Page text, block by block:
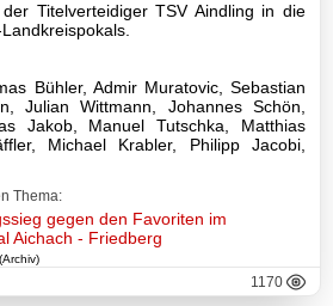
Titelverteidiger TSV Aindling in die
Bühler, Admir Muratovic, Sebastian
Julian Wittmann, Johannes Schön,
Jakob, Manuel Tutschka, Matthias
Michael Krabler, Philipp Jacobi,
Thema:
gegen den Favoriten im
Aichach - Friedberg
(Archiv)
1170